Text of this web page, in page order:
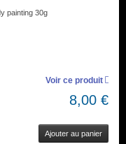
painting 30g
Voir ce produit
8,00 €
Ajouter au panier